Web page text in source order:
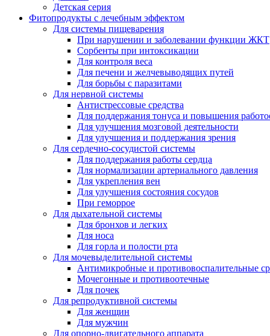
Детская серия
Фитопродукты с лечебным эффектом
Для системы пищеварения
При нарушении и заболевании функции ЖКТ
Сорбенты при интоксикации
Для контроля веса
Для печени и желчевыводящих путей
Для борьбы с паразитами
Для нервной системы
Антистрессовые средства
Для поддержания тонуса и повышения
Для улучшения мозговой деятельности
Для улучшения и поддержания зрения
Для сердечно-сосудистой системы
Для поддержания работы сердца
Для нормализации артериального давления
Для укрепления вен
Для улучшения состояния сосудов
При геморрое
Для дыхательной системы
Для бронхов и легких
Для носа
Для горла и полости рта
Для мочевыделительной системы
Антимикробные и противовоспалительные
Мочегонные и противоотечные
Для почек
Для репродуктивной системы
Для женщин
Для мужчин
Для опорно-двигательного аппарата